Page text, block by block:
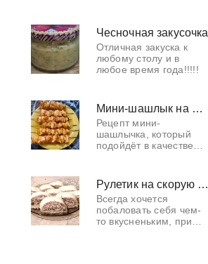
хрустящей корочки с
2х сторон. Яйца
отвариваем, счищаем
ко
Чесночная закусочка
Отличная закуска к
любому столу и в
любое время года!!!!!
Мини-шашлык на шпажках
Рецепт мини-
шашлычка, который
подойдёт в качестве
на праздничный стол. Рулетик на скорую руку
Всегда хочется
побаловать себя чем-
то вкусненьким, при